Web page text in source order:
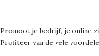
Promoot je bedrijf, je online
Profiteer van de vele